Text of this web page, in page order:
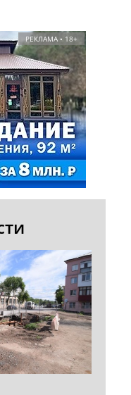
РЕКЛАМА • 18+